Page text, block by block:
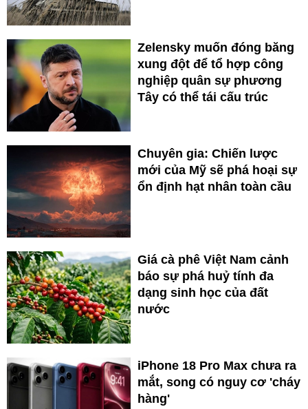
Zelensky muốn đóng băng
xung đột để tổ hợp công
nghiệp quân sự phương
Tây có thể tái cấu trúc
Chuyên gia: Chiến lược
mới của Mỹ sẽ phá hoại sự
ổn định hạt nhân toàn cầu
Giá cà phê Việt Nam cảnh
báo sự phá huỷ tính đa
dạng sinh học của đất
nước
iPhone 18 Pro Max chưa ra
mắt, song có nguy cơ 'cháy
hàng'